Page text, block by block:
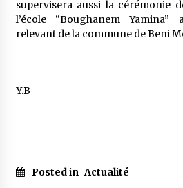
supervisera aussi la cérémonie
l’école “Boughanem Yamina”
relevant de la commune de Beni
Y.B
Posted in Actualité